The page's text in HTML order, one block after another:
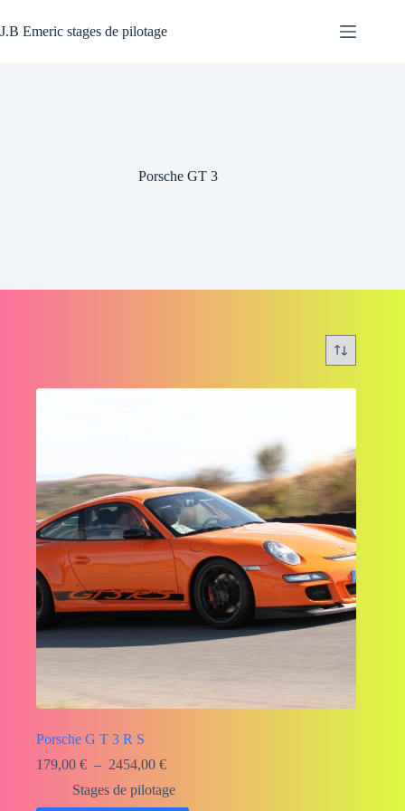
au
contenu
J.B Emeric stages de pilotage
Porsche GT 3
Porsche G T 3 R S
179,00 € – 2454,00 €Plage
prix :
Stages de pilotage